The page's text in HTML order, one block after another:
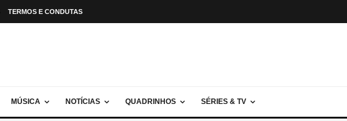
TERMOS E CONDUTAS
MÚSICA NOTÍCIAS QUADRINHOS SÉRIES & TV